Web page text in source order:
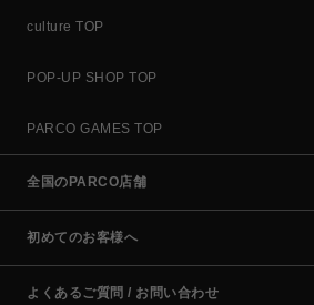
culture TOP
POP-UP SHOP TOP
PARCO GAMES TOP
全国のPARCO店舗
初めてのお客様へ
よくあるご質問 / お問い合わせ